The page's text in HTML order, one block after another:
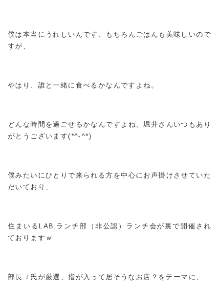
僕は本当にうれしいんです、もちろんごはんも美味しいので
すが、
やはり、誰と一緒に食べるかなんですよね。
どんな時間を過ごせるかなんですよね、堀井さんいつもあり
がとうございます(*^-^*)
僕みたいにひとりで来られる方を中心にお声掛けさせていた
だいており、
住まいるLAB.ランチ部（非公認）ランチ会が裏で開催され
ておりますｗ
部長Ｊ氏が厳選、指が入って居そうなお店？をテーマに、